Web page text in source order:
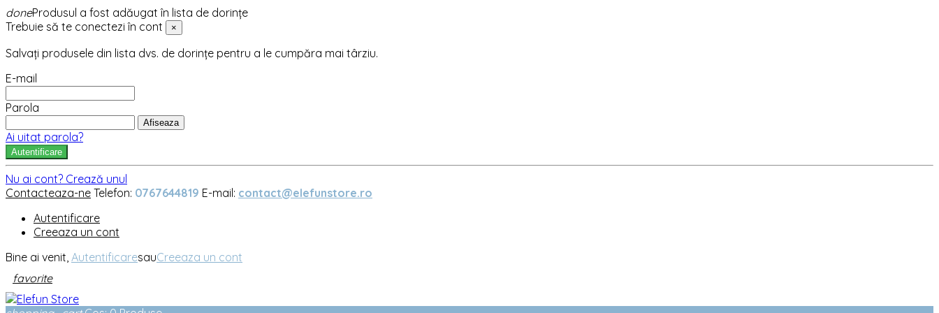
doneProdusul a fost adăugat în lista de dorințe
Trebuie să te conectezi în cont
×
Salvați produsele din lista dvs. de dorințe pentru a le cumpăra mai târziu.
E-mail
Parola
Afiseaza
Ai uitat parola?
Autentificare
Nu ai cont? Crează unul
Contacteaza-ne Telefon: 0767644819 E-mail: contact@elefunstore.ro
Autentificare
Creeaza un cont
Bine ai venit, AutentificaresauCreeaza un cont
favorite